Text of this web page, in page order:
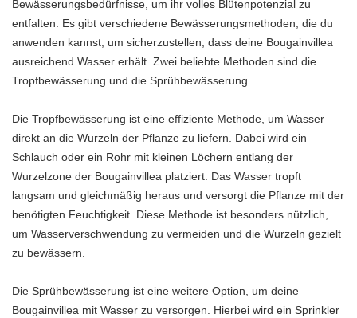
Bewässerungsbedürfnisse, um ihr volles Blütenpotenzial zu
entfalten. Es gibt verschiedene Bewässerungsmethoden, die du
anwenden kannst, um sicherzustellen, dass deine Bougainvillea
ausreichend Wasser erhält. Zwei beliebte Methoden sind die
Tropfbewässerung und die Sprühbewässerung.
Die Tropfbewässerung ist eine effiziente Methode, um Wasser
direkt an die Wurzeln der Pflanze zu liefern. Dabei wird ein
Schlauch oder ein Rohr mit kleinen Löchern entlang der
Wurzelzone der Bougainvillea platziert. Das Wasser tropft
langsam und gleichmäßig heraus und versorgt die Pflanze mit der
benötigten Feuchtigkeit. Diese Methode ist besonders nützlich,
um Wasserverschwendung zu vermeiden und die Wurzeln gezielt
zu bewässern.
Die Sprühbewässerung ist eine weitere Option, um deine
Bougainvillea mit Wasser zu versorgen. Hierbei wird ein Sprinkler